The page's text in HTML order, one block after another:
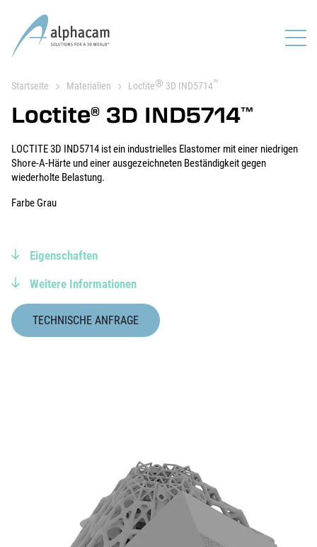
Startseite Materialien Loctite® 3D IND5714™
Loctite® 3D IND5714™
LOCTITE 3D IND5714 ist ein industrielles Elastomer mit einer niedrigen
Shore-A-Härte und einer ausgezeichneten Beständigkeit gegen
wiederholte Belastung.
Farbe Grau
Eigenschaften
Weitere Informationen
TECHNISCHE ANFRAGE